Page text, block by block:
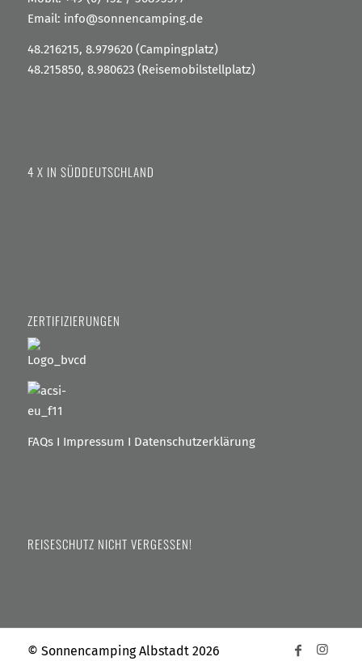
Email: info@sonnencamping.de
48.216215, 8.979620 (Campingplatz)
48.215850, 8.980623 (Reisemobilstellplatz)
4 X IN SÜDDEUTSCHLAND
ZERTIFIZIERUNGEN
FAQsI Impressum I Datenschutzerklärung
REISESCHUTZ NICHT VERGESSEN!
© Sonnencamping Albstadt 2026